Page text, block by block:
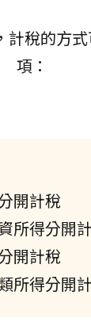
計稅的方
項：
開計稅
所得分開
開計稅
所得分開